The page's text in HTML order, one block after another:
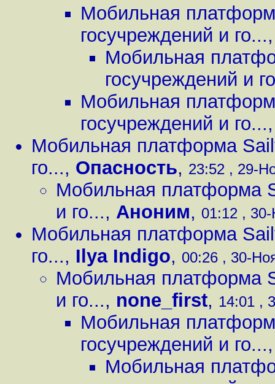
Мобильная
госучреждений и го...
Мобильная
госучреждений и
Мобильная
госучреждений и го...
Мобильная платформа
го..., Опасность, 23:52 , 29-
Мобильная платформа
и го..., Аноним, 01:12 ,
Мобильная платформа
го..., Ilya Indigo, 00:26 , 30-
Мобильная платформа
и го..., none_first, 14:01 ,
Мобильная
госучреждений и го...
Мобильная